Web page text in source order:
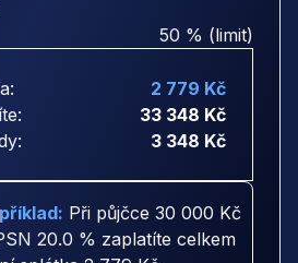
50 % (limit)
2 779 Kč
33 348 Kč
3 348 Kč
Při půjčce 30 000 Kč
20.0 % zaplatíte celkem